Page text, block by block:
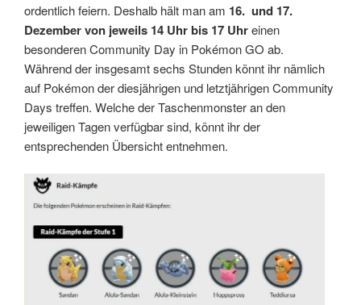
ordentlich feiern. Deshalb hält man am 16. und 17.
Dezember von jeweils 14 Uhr bis 17 Uhreinen
besonderen Community Day in Pokémon GO ab.
Während der insgesamt sechs Stunden könnt ihr nämlich
auf Pokémon der diesjährigen und letztjährigen Community
Days treffen. Welche der Taschenmonster an den
jeweiligen Tagen verfügbar sind, könnt ihr der
entsprechenden Übersicht entnehmen.